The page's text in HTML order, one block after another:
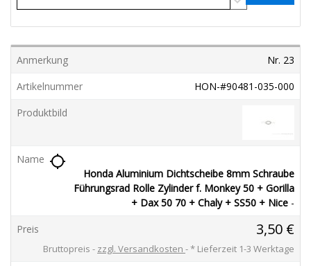
Nr. 23
HON-#90481-035-000
Honda Aluminium Dichtscheibe 8mm Schraube
Führungsrad Rolle Zylinder f. Monkey 50 + Gorilla
+ Dax 50 70 + Chaly + SS50 + Nice -
location_searching
3,50 €
Bruttopreis zzgl. Versandkosten * Lieferzeit 1-3 Werktage